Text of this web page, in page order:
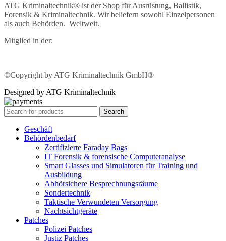
ATG Kriminaltechnik® ist der Shop für Ausrüstung, Ballistik,
Forensik & Kriminaltechnik. Wir beliefern sowohl Einzelpersonen
als auch Behörden. Weltweit.
Mitglied in der:
©Copyright by ATG Kriminaltechnik GmbH®
Designed by ATG Kriminaltechnik
Search
Geschäft
Behördenbedarf
Zertifizierte Faraday Bags
IT Forensik & forensische Computeranalyse
Smart Glasses und Simulatoren für Training und
Ausbildung
Abhörsichere Besprechnungsräume
Sondertechnik
Taktische Verwundeten Versorgung
Nachtsichtgeräte
Patches
Polizei Patches
Justiz Patches